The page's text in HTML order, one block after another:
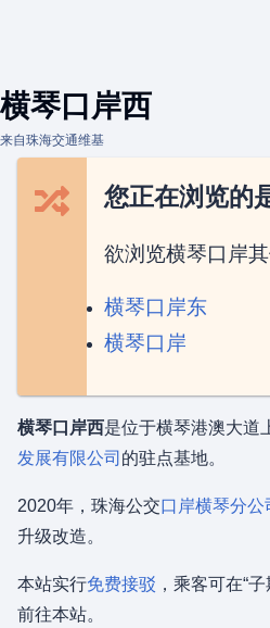
横琴口岸西
来自珠海交通维基
您正在浏览的
欲浏览横琴口岸
横琴口岸东
横琴口岸
横琴口岸西是位于横琴港澳大道
发展有限公司 的驻点基地。
2020年，珠海公交口岸横琴分公
升级改造。
本站实行免费接驳 ，乘客可在“
前往本站。